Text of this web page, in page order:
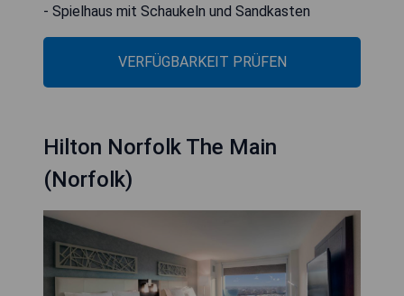
- Spielhaus mit Schaukeln und Sandkasten
VERFÜGBARKEIT PRÜFEN
Hilton Norfolk The Main
(Norfolk)